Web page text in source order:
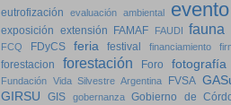
eutrofización
evaluación ambiental evento
exposición extensión FAMAF FAUDI fauna
FCQ FDyCS feria festival financiamiento
forestacion
forestación Foro fotografía
Fundación Vida Silvestre Argentina
FVSA
GIRSU
GIS gobernanza Gobierno de